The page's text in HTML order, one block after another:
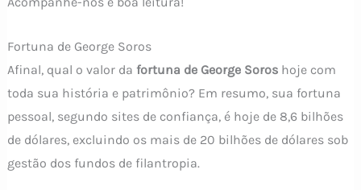
Fortuna de George Soros
Afinal, qual o valor da fortuna de George Soroshoje com
toda sua história e patrimônio? Em resumo, sua fortuna
pessoal, segundo sites de confiança, é hoje de 8,6 bilhões
de dólares, excluindo os mais de 20 bilhões de dólares sob
gestão dos fundos de filantropia.